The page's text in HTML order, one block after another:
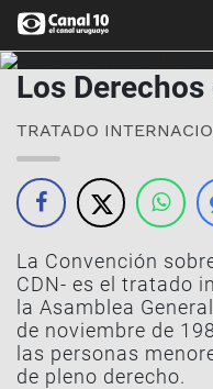
Los
TRATADO
La Convención
CDN- es el tratado
la Asamblea
de noviembre de
las personas
de pleno derecho.